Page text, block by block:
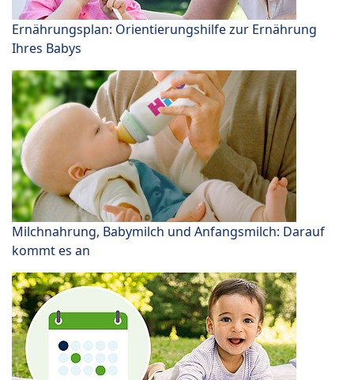
Ernährungsplan: Orientierungshilfe zur Ernährung
Ihres Babys
Milchnahrung, Babymilch und Anfangsmilch: Darauf
kommt es an